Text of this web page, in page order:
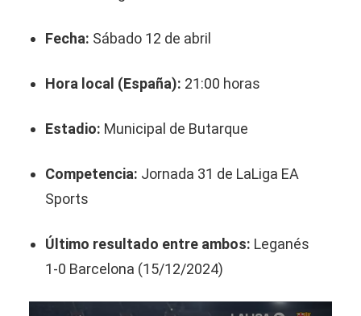
Fecha: Sábado 12 de abril
Hora local (España): 21:00 horas
Estadio: Municipal de Butarque
Competencia: Jornada 31 de LaLiga EA
Sports
Último resultado entre ambos: Leganés
1-0 Barcelona (15/12/2024)